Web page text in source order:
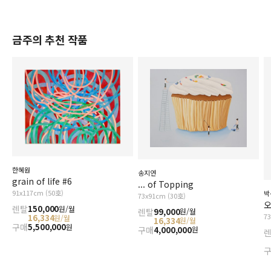
금주의 추천 작품
한혜원
grain of life #6
91x117cm (50호)
렌탈150,000원/월
16,334원/월
구매5,500,000원
송지연
... of Topping
73x91cm (30호)
렌탈99,000원/월
16,334원/월
구매4,000,000원